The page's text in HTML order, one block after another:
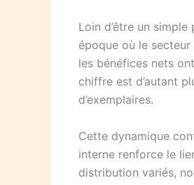
Loin d’être un
époque où le
les bénéfices nets
chiffre est d’autant
d’exemplaires.
Cette dynamique
interne renforce le
distribution variés,